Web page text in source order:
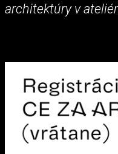
architektúry v